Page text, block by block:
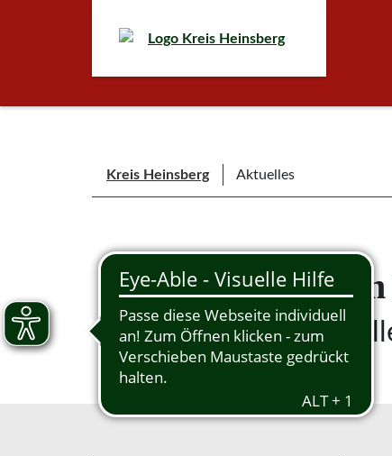
Kreis Heinsberg Aktuelles
Aktuelles aus
Immer auf dem